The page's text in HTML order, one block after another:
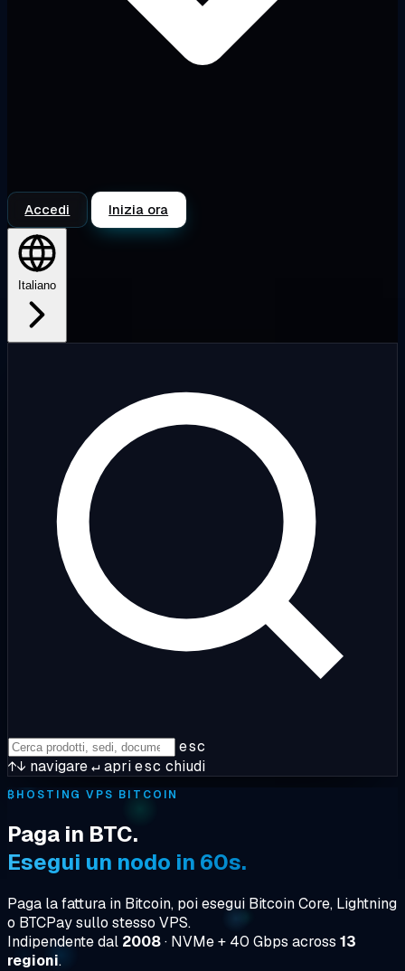
Accedi Inizia ora
Italiano
esc
↑↓ navigare↵apriesc chiudi
₿HOSTING VPS BITCOIN
Paga in BTC.
Esegui un nodo in 60s.
Paga la fattura in Bitcoin, poi esegui Bitcoin Core, Lightning
o BTCPay sullo stesso VPS.
Indipendente dal 2008· NVMe + 40 Gbps across 13
regioni.